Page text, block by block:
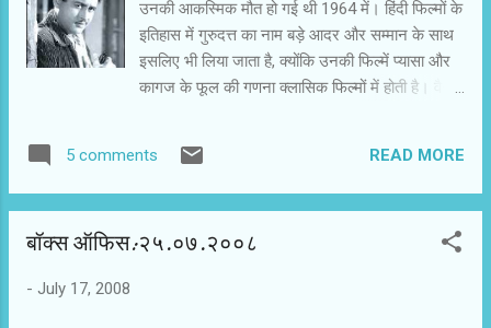
उनकी आकस्मिक मौत हो गई थी 1964 में। हिंदी फिल्मों के
इतिहास में गुरुदत्त का नाम बड़े आदर और सम्मान के साथ
इसलिए भी लिया जाता है, क्योंकि उनकी फिल्में प्यासा और
कागज के फूल की गणना क्लासिक फिल्मों में होती है। वैसे,
तो संजय लीला भंसाली को गुरुदत्त का अवसाद पसंद है।
माना जाता है कि गानों के पिक्चराइजेशन में गुरुदत्त
जिंदगी में एकाकी और दुखी रहे। दरअसल, पत्नी गीता दत्त
5 comments READ MORE
बॉक्स ऑफिस:२५.०७.२००८
- July 17, 2008